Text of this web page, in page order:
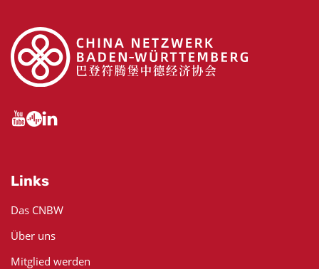
Links
Das CNBW
Über uns
Mitglied werden